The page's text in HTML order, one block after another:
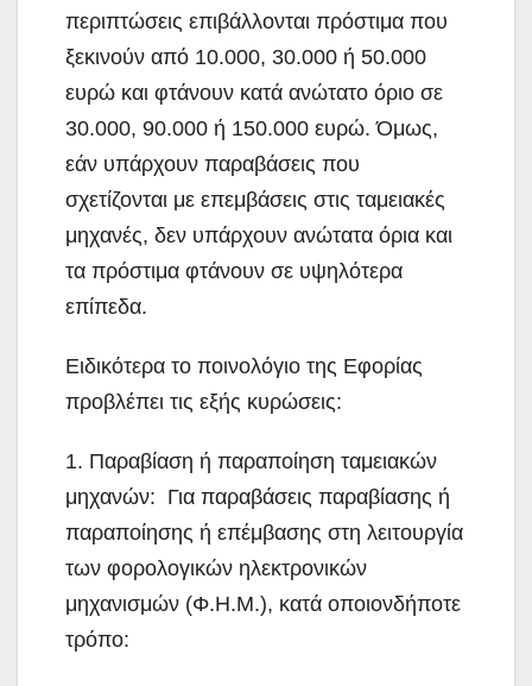
περιπτώσεις επιβάλλονται πρόστιμα που
ξεκινούν από 10.000, 30.000 ή 50.000
ευρώ και φτάνουν κατά ανώτατο όριο σε
30.000, 90.000 ή 150.000 ευρώ. Όμως,
εάν υπάρχουν παραβάσεις που
σχετίζονται με επεμβάσεις στις ταμειακές
μηχανές, δεν υπάρχουν ανώτατα όρια και
τα πρόστιμα φτάνουν σε υψηλότερα
επίπεδα.
Ειδικότερα το ποινολόγιο της Εφορίας
προβλέπει τις εξής κυρώσεις:
1. Παραβίαση ή παραποίηση ταμειακών
μηχανών: Για παραβάσεις παραβίασης ή
παραποίησης ή επέμβασης στη λειτουργία
των φορολογικών ηλεκτρονικών
μηχανισμών (Φ.Η.Μ.), κατά οποιονδήποτε
τρόπο: